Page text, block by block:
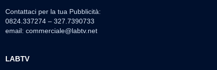
Contattaci per la tua Pubblicità:
0824.337274 – 327.7390733
email: commerciale@labtv.net
LABTV